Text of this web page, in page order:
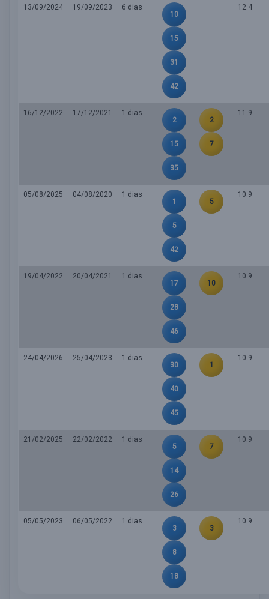
13/09/2024 19/09/2023
6 dias
10
15
31
42
12.4
16/12/2022 17/12/2021
1 dias
2
15
35
2
7
11.9
05/08/2025 04/08/2020
1 dias
1
5
42
5
10.9
19/04/2022 20/04/2021
1 dias
17
28
46
10
10.9
24/04/2026 25/04/2023
1 dias
30
40
45
1
10.9
21/02/2025 22/02/2022
1 dias
5
14
26
7
10.9
05/05/2023 06/05/2022
1 dias
3
8
18
3
10.9